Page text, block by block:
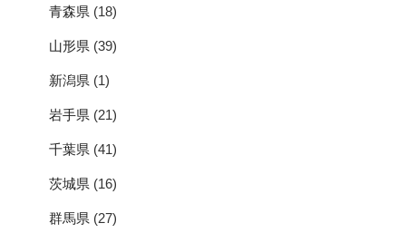
山形県 (39)
新潟県 (1)
岩手県 (21)
千葉県 (41)
茨城県 (16)
群馬県 (27)
栃木県 (1)